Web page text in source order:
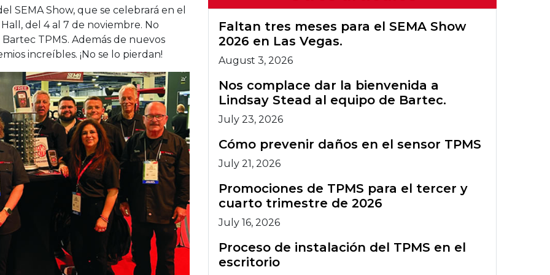
Registro de
TPMS
Accesorios TPMS
TPMS
Herramientas
herramientas
TPMS
Primeros Bartec
Boletines de
del TPMS
Wi-Fi de
SEMA Show, que se celebrará en el
del 4 al 7 de noviembre. No
TPMS. Además de nuevos
increíbles. ¡No se lo pierdan!
Faltan tres meses para el SEMA Show
2026 en Las Vegas.
August 3, 2026
Nos complace dar la bienvenida a
Lindsay Stead al equipo de Bartec.
July 23, 2026
Cómo prevenir daños en el sensor TPMS
July 21, 2026
Promociones de TPMS para el tercer y
cuarto trimestre de 2026
July 16, 2026
Proceso de instalación del TPMS en el
escritorio